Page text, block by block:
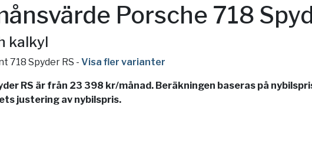
Porsche 718
kalkyl
718 Spyder RS - Visa fler varianter
RS är från 23 398 kr/månad. Beräkningen baseras på
justering av nybilspris.